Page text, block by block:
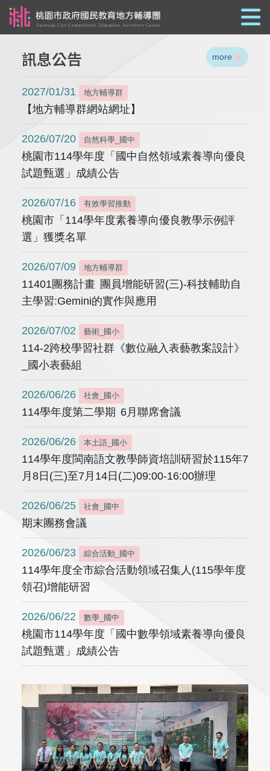
訊息公告 more
2027/01/31 地方輔導群
【地方輔導群網站網址】
2026/07/20 自然科學_國中
桃園市114學年度「國中自然領域素養導向優良
試題甄選」成績公告
2026/07/16 有效學習推動
桃園市「114學年度素養導向優良教學示例評
選」獲獎名單
2026/07/09 地方輔導群
11401團務計畫 團員增能研習(三)-科技輔助自
主學習:Gemini的實作與應用
2026/07/02 藝術_國小
114-2跨校學習社群《數位融入表藝教案設計》
_國小表藝組
2026/06/26 社會_國小
114學年度第二學期 6月聯席會議
2026/06/26 本土語_國小
114學年度閩南語文教學師資培訓研習於115年7
月8日(三)至7月14日(二)09:00-16:00辦理
2026/06/25 社會_國中
期末團務會議
2026/06/23 綜合活動_國中
114學年度全市綜合活動領域召集人(115學年度
領召)增能研習
2026/06/22 數學_國中
桃園市114學年度「國中數學領域素養導向優良
試題甄選」成績公告